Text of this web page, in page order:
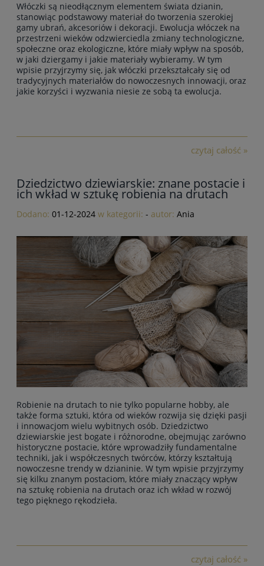
Włóczki są nieodłącznym elementem świata dzianin,
stanowiąc podstawowy materiał do tworzenia szerokiej
gamy ubrań, akcesoriów i dekoracji. Ewolucja włóczek na
przestrzeni wieków odzwierciedla zmiany technologiczne,
społeczne oraz ekologiczne, które miały wpływ na sposób,
w jaki dziergamy i jakie materiały wybieramy. W tym
wpisie przyjrzymy się, jak włóczki przekształcały się od
tradycyjnych materiałów do nowoczesnych innowacji, oraz
jakie korzyści i wyzwania niesie ze sobą ta ewolucja.
czytaj całość »
Dziedzictwo dziewiarskie: znane postacie i
ich wkład w sztukę robienia na drutach
Dodano: 01-12-2024 w kategorii: - autor: Ania
Robienie na drutach to nie tylko popularne hobby, ale
także forma sztuki, która od wieków rozwija się dzięki pasji
i innowacjom wielu wybitnych osób. Dziedzictwo
dziewiarskie jest bogate i różnorodne, obejmując zarówno
historyczne postacie, które wprowadziły fundamentalne
techniki, jak i współczesnych twórców, którzy kształtują
nowoczesne trendy w dzianinie. W tym wpisie przyjrzymy
się kilku znanym postaciom, które miały znaczący wpływ
na sztukę robienia na drutach oraz ich wkład w rozwój
tego pięknego rękodzieła.
czytaj całość »